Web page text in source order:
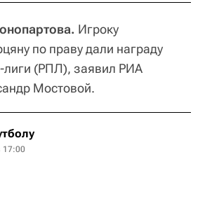
Игроку
по праву дали награду
лиги (РПЛ), заявил РИА
Мостовой.
17:00